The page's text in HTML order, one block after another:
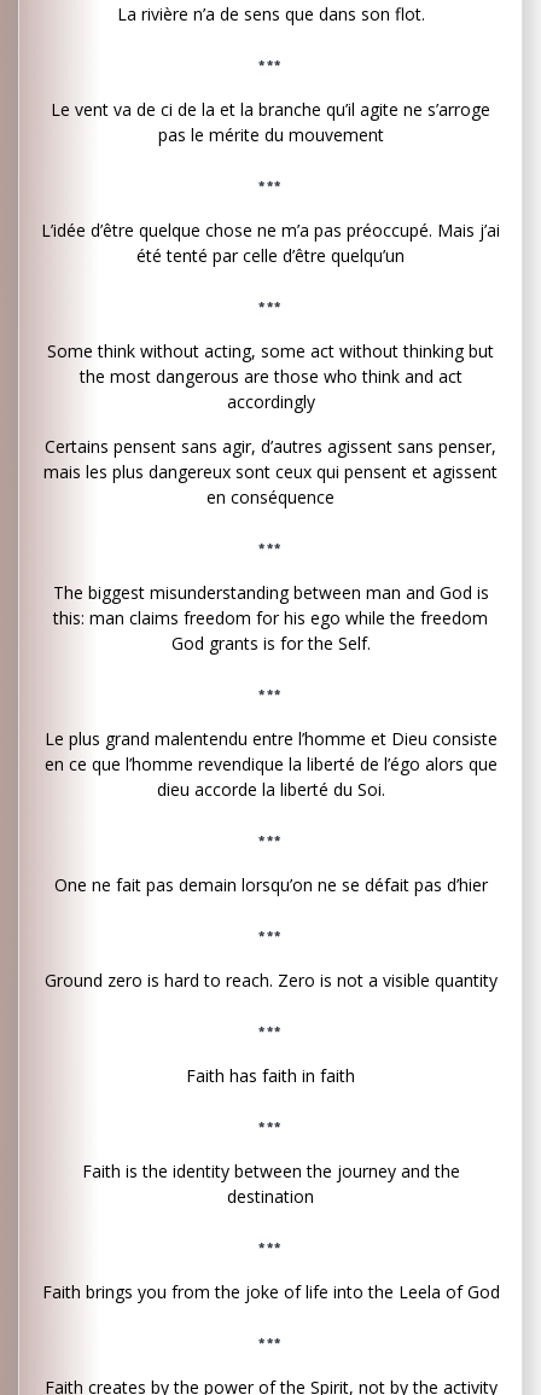
La rivière n’a de sens que dans son flot.
***
Le vent va de ci de la et la branche qu’il agite ne s’arroge
pas le mérite du mouvement
***
L’idée d’être quelque chose ne m’a pas préoccupé. Mais j’ai
été tenté par celle d’être quelqu’un
***
Some think without acting, some act without thinking but
the most dangerous are those who think and act
accordingly
Certains pensent sans agir, d’autres agissent sans penser,
mais les plus dangereux sont ceux qui pensent et agissent
en conséquence
***
The biggest misunderstanding between man and God is
this: man claims freedom for his ego while the freedom
God grants is for the Self.
***
Le plus grand malentendu entre l’homme et Dieu consiste
en ce que l’homme revendique la liberté de l’égo alors que
dieu accorde la liberté du Soi.
***
One ne fait pas demain lorsqu’on ne se défait pas d’hier
***
Ground zero is hard to reach. Zero is not a visible quantity
***
Faith has faith in faith
***
Faith is the identity between the journey and the
destination
***
Faith brings you from the joke of life into the Leela of God
***
Faith creates by the power of the Spirit, not by the activity